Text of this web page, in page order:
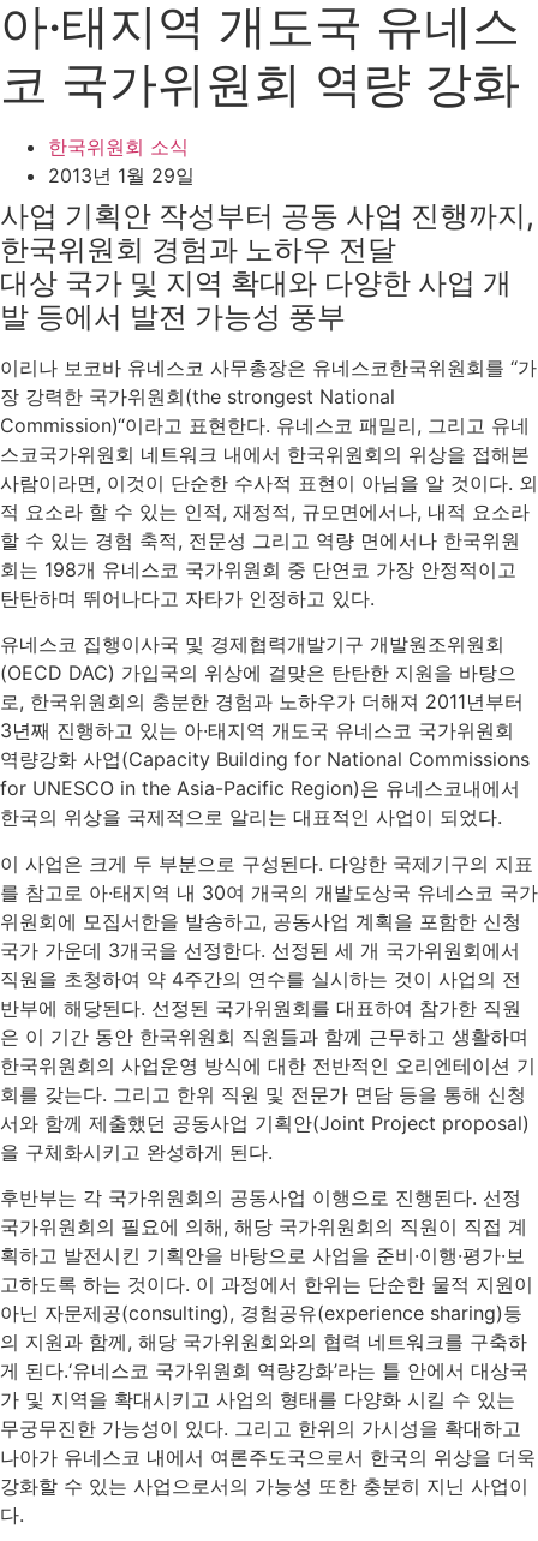
아·태지역 개도국 유네스
코 국가위원회 역량 강화
한국위원회 소식
2013년 1월 29일
사업 기획안 작성부터 공동 사업 진행까지,
한국위원회 경험과 노하우 전달
대상 국가 및 지역 확대와 다양한 사업 개
발 등에서 발전 가능성 풍부
이리나 보코바 유네스코 사무총장은 유네스코한국위원회를 “가
장 강력한 국가위원회(the strongest National
Commission)“이라고 표현한다. 유네스코 패밀리, 그리고 유네
스코국가위원회 네트워크 내에서 한국위원회의 위상을 접해본
사람이라면, 이것이 단순한 수사적 표현이 아님을 알 것이다. 외
적 요소라 할 수 있는 인적, 재정적, 규모면에서나, 내적 요소라
할 수 있는 경험 축적, 전문성 그리고 역량 면에서나 한국위원
회는 198개 유네스코 국가위원회 중 단연코 가장 안정적이고
탄탄하며 뛰어나다고 자타가 인정하고 있다.
유네스코 집행이사국 및 경제협력개발기구 개발원조위원회
(OECD DAC) 가입국의 위상에 걸맞은 탄탄한 지원을 바탕으
로, 한국위원회의 충분한 경험과 노하우가 더해져 2011년부터
3년째 진행하고 있는 아·태지역 개도국 유네스코 국가위원회
역량강화 사업(Capacity Building for National Commissions
for UNESCO in the Asia-Pacific Region)은 유네스코내에서
한국의 위상을 국제적으로 알리는 대표적인 사업이 되었다.
이 사업은 크게 두 부분으로 구성된다. 다양한 국제기구의 지표
를 참고로 아·태지역 내 30여 개국의 개발도상국 유네스코 국가
위원회에 모집서한을 발송하고, 공동사업 계획을 포함한 신청
국가 가운데 3개국을 선정한다. 선정된 세 개 국가위원회에서
직원을 초청하여 약 4주간의 연수를 실시하는 것이 사업의 전
반부에 해당된다. 선정된 국가위원회를 대표하여 참가한 직원
은 이 기간 동안 한국위원회 직원들과 함께 근무하고 생활하며
한국위원회의 사업운영 방식에 대한 전반적인 오리엔테이션 기
회를 갖는다. 그리고 한위 직원 및 전문가 면담 등을 통해 신청
서와 함께 제출했던 공동사업 기획안(Joint Project proposal)
을 구체화시키고 완성하게 된다.
후반부는 각 국가위원회의 공동사업 이행으로 진행된다. 선정
국가위원회의 필요에 의해, 해당 국가위원회의 직원이 직접 계
획하고 발전시킨 기획안을 바탕으로 사업을 준비·이행·평가·보
고하도록 하는 것이다. 이 과정에서 한위는 단순한 물적 지원이
아닌 자문제공(consulting), 경험공유(experience sharing)등
의 지원과 함께, 해당 국가위원회와의 협력 네트워크를 구축하
게 된다.‘유네스코 국가위원회 역량강화’라는 틀 안에서 대상국
가 및 지역을 확대시키고 사업의 형태를 다양화 시킬 수 있는
무궁무진한 가능성이 있다. 그리고 한위의 가시성을 확대하고
나아가 유네스코 내에서 여론주도국으로서 한국의 위상을 더욱
강화할 수 있는 사업으로서의 가능성 또한 충분히 지닌 사업이
다.